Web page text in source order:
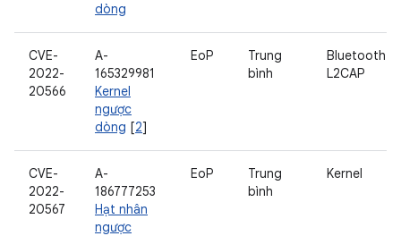
dòng
CVE-
2022-
20566
A-
165329981
Kernel
ngược
dòng [2]
EoP
Trung
bình
Bluetooth
L2CAP
CVE-
2022-
20567
A-
186777253
Hạt nhân
ngược
EoP
Trung
bình
Kernel